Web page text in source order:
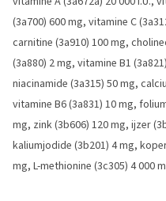
(3a700) 600 mg, vitamine C
carnitine (3a910) 100 mg,
(3a880) 2 mg, vitamine B1
niacinamide (3a315) 50 mg,
vitamine B6 (3a831) 10 mg,
mg, zink (3b606) 120 mg, ijzer
kaliumjodide (3b201) 4 mg,
mg, L-methionine (3c305) 4 000